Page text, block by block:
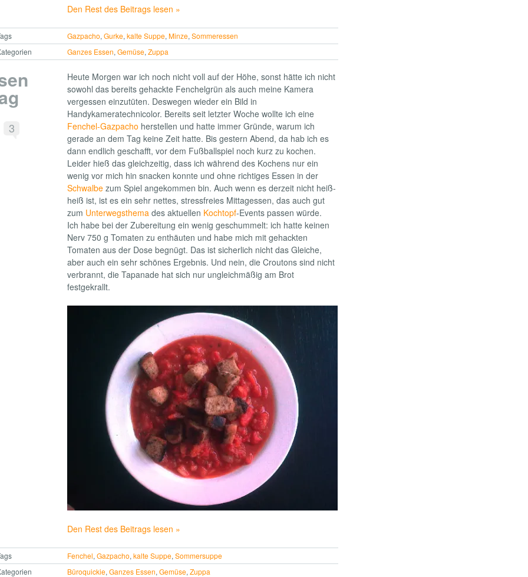
Den Rest des Beitrags lesen »
Gazpacho,Gurke,kalte Suppe,Minze,Sommeressen
Ganzes Essen,Gemüse,Zuppa
3
Heute Morgen war ich noch nicht voll auf der Höhe, sonst hätte ich nicht
sowohl das bereits gehackte Fenchelgrün als auch meine Kamera
vergessen einzutüten. Deswegen wieder ein Bild in
Handykameratechnicolor. Bereits seit letzter Woche wollte ich eine
Fenchel-Gazpacho herstellen und hatte immer Gründe, warum ich
gerade an dem Tag keine Zeit hatte. Bis gestern Abend, da hab ich es
dann endlich geschafft, vor dem Fußballspiel noch kurz zu kochen.
Leider hieß das gleichzeitig, dass ich während des Kochens nur ein
wenig vor mich hin snacken konnte und ohne richtiges Essen in der
Schwalbezum Spiel angekommen bin. Auch wenn es derzeit nicht heiß-
heiß ist, ist es ein sehr nettes, stressfreies Mittagessen, das auch gut
zum Unterwegsthema des aktuellen Kochtopf-Events passen würde.
Ich habe bei der Zubereitung ein wenig geschummelt: ich hatte keinen
Nerv 750 g Tomaten zu enthäuten und habe mich mit gehackten
Tomaten aus der Dose begnügt. Das ist sicherlich nicht das Gleiche,
aber auch ein sehr schönes Ergebnis. Und nein, die Croutons sind nicht
verbrannt, die Tapanade hat sich nur ungleichmäßig am Brot
festgekrallt.
Den Rest des Beitrags lesen »
Fenchel,Gazpacho,kalte Suppe,Sommersuppe
Büroquickie,Ganzes Essen,Gemüse,Zuppa